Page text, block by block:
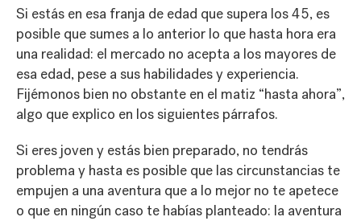
Si estás en esa franja de edad que supera los 45, es
posible que sumes a lo anterior lo que hasta hora era
una realidad: el mercado no acepta a los mayores de
esa edad, pese a sus habilidades y experiencia.
Fijémonos bien no obstante en el matiz “hasta ahora”,
algo que explico en los siguientes párrafos.
Si eres joven y estás bien preparado, no tendrás
problema y hasta es posible que las circunstancias te
empujen a una aventura que a lo mejor no te apetece
o que en ningún caso te habías planteado: la aventura